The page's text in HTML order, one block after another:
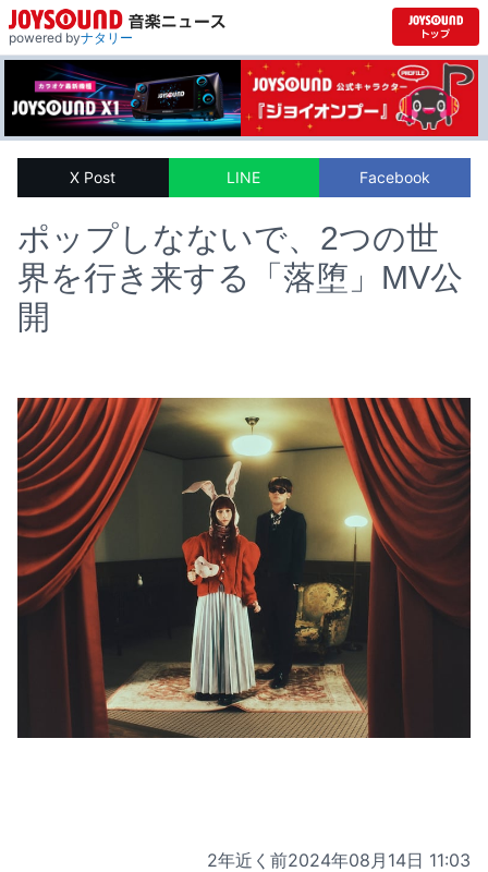
powered byナタリー
X Post LINE Facebook
ポップしなないで、2つの世
界を行き来する「落堕」MV公
開
2年近く前2024年08月14日 11:03